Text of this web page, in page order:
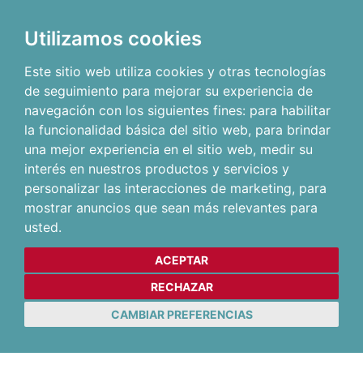
Utilizamos cookies
Este sitio web utiliza cookies y otras tecnologías
de seguimiento para mejorar su experiencia de
navegación con los siguientes fines: para habilitar
la funcionalidad básica del sitio web, para brindar
una mejor experiencia en el sitio web, medir su
interés en nuestros productos y servicios y
personalizar las interacciones de marketing, para
mostrar anuncios que sean más relevantes para
usted.
ACEPTAR
RECHAZAR
CAMBIAR PREFERENCIAS